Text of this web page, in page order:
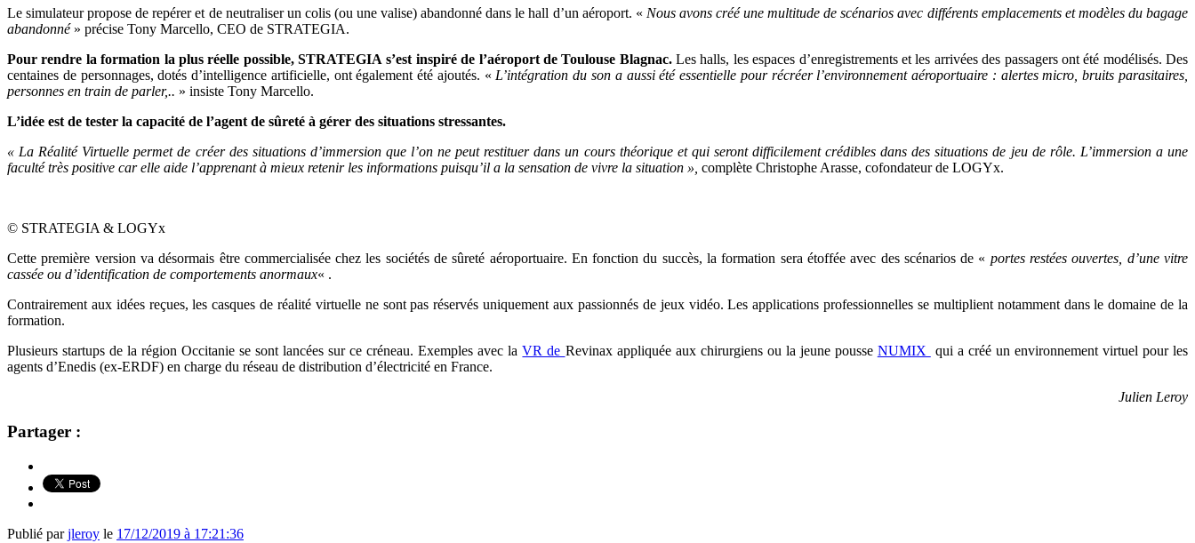
Le simulateur propose de repérer et de neutraliser un colis (ou une valise) abandonné dans le hall d’un aéroport. « Nous avons créé une multitude de scénarios avec différents emplacements et modèles du bagage
abandonné» précise Tony Marcello, CEO de STRATEGIA.
Pour rendre la formation la plus réelle possible,STRATEGIA s’est inspiré de l’aéroport de Toulouse Blagnac.Les halls, les espaces d’enregistrements et les arrivées des passagers ont été modélisés. Des
centaines de personnages, dotés d’intelligence artificielle, ont également été ajoutés. « L’intégration du son a aussi été essentielle pour récréer l’environnement aéroportuaire : alertes micro, bruits parasitaires,
personnes en train de parler,.. » insiste Tony Marcello.
L’idée est de tester la capacité de l’agent de sûreté à gérer des situations stressantes.
« La Réalité Virtuelle permet de créer des situations d’immersion que l’on ne peut restituer dans un cours théorique et qui seront difficilement crédibles dans des situations de jeu de rôle. L’immersion a une
faculté très positive car elle aide l’apprenant à mieux retenir les informations puisqu’il a la sensation de vivre la situation », complète Christophe Arasse, cofondateur de LOGYx.
© STRATEGIA & LOGYx
Cette première version va désormais être commercialisée chez les sociétés de sûreté aéroportuaire. En fonction du succès, la formation sera étoffée avec des scénarios de « portes restées ouvertes, d’une vitre
cassée ou d’identification de comportements anormaux« .
Contrairement aux idées reçues, les casques de réalité virtuelle ne sont pas réservés uniquement aux passionnés de jeux vidéo.Les applications professionnelles se multiplient notamment dans le domaine de la
formation.
Plusieurs startups de la région Occitanie se sont lancées sur ce créneau. Exemples avec laVR de Revinax appliquée aux chirurgiens ou la jeune pousse NUMIX
qui a créé un environnement virtuel pour les
agents d’Enedis (ex-ERDF) en charge du réseau de distribution d’électricité en France.
Julien Leroy
Partager :
Publié parjleroy le 17/12/2019 à 17:21:36